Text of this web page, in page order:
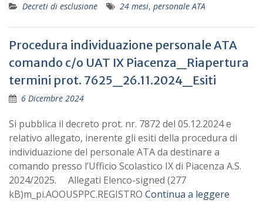
Decreti di esclusione 24 mesi, personale ATA
Procedura individuazione personale ATA
comando c/o UAT IX Piacenza_Riapertura
termini prot. 7625_26.11.2024_Esiti
6 Dicembre 2024
Si pubblica il decreto prot. nr. 7872 del 05.12.2024 e
relativo allegato, inerente gli esiti della procedura di
individuazione del personale ATA da destinare a
comando presso l’Ufficio Scolastico IX di Piacenza A.S.
2024/2025. Allegati Elenco-signed (277
kB)m_pi.AOOUSPPC.REGISTRO Continua a leggere